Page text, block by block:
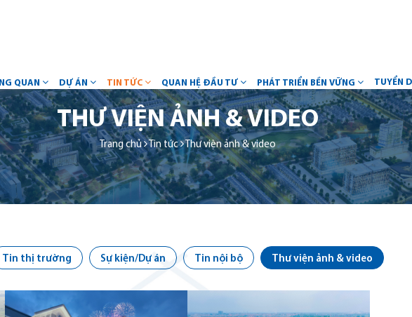
QUAN DỰ ÁN TIN TỨC QUAN HỆ ĐẦU TƯ PHÁT TRIỂN BỀN VỮNG TUYỂN
THƯ VIỆN ẢNH & VIDEO
Trang chủ Tin tức Thư viện ảnh & video
Tin thị trường Sự kiện/Dự án Tin nội bộ Thư viện ảnh & video